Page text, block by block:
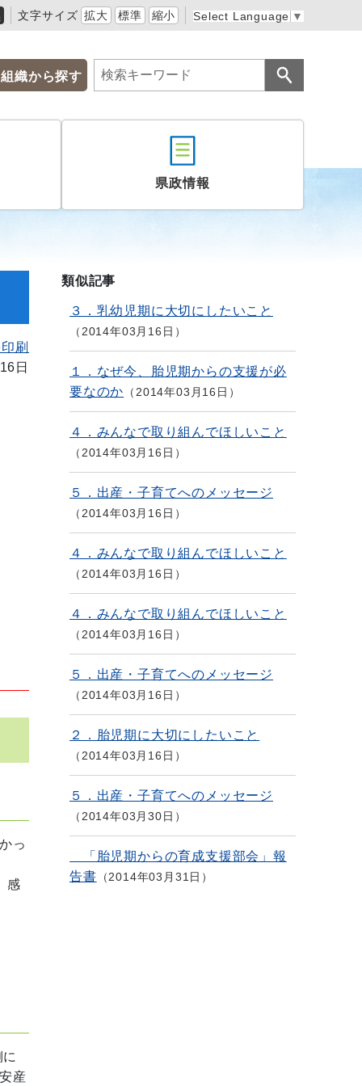
文字サイズ 拡大 標準 縮小 Select Language ▼
組織から探す
県政情報
刷
日
っ
感
産
類似記事
３．乳幼児期に大切にしたいこと
2014年03月16日
１．なぜ今、胎児期からの支援が必
要なのか
2014年03月16日
４．みんなで取り組んでほしいこと
2014年03月16日
５．出産・子育てへのメッセージ
2014年03月16日
４．みんなで取り組んでほしいこと
2014年03月16日
４．みんなで取り組んでほしいこと
2014年03月16日
５．出産・子育てへのメッセージ
2014年03月16日
２．胎児期に大切にしたいこと
2014年03月16日
５．出産・子育てへのメッセージ
2014年03月30日
「胎児期からの育成支援部会」報
告書
2014年03月31日